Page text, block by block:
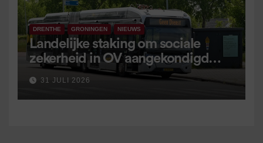
DRENTHE GRONINGEN NIEUWS
Landelijke staking om sociale
zekerheid in OV aangekondigd
voor 9 september
31 JULI 2026